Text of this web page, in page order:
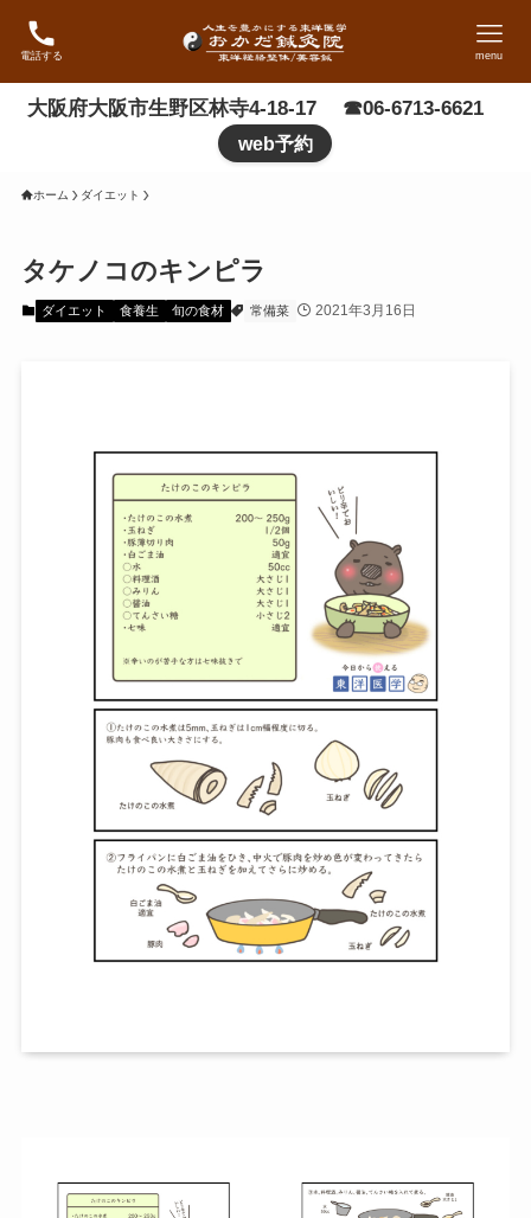
電話する menu
大阪府大阪市生野区林寺4-18-17 ☎06-6713-6621
web予約
ホーム ダイエット
タケノコのキンピラ
ダイエット 食養生 旬の食材 常備菜 2021年3月16日